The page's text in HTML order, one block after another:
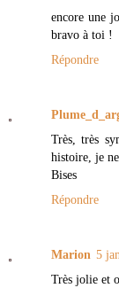
encore une
bravo à toi !
Répondre
Très, très
histoire, je ne
Bises
Répondre
Marion 5
Très jolie et